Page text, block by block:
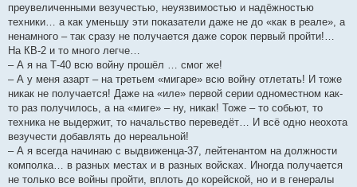
преувеличенными везучестью, неуязвимостью и надёжностью
техники… а как уменьшу эти показатели даже не до «как в реале», а
ненамного – так сразу не получается даже сорок первый пройти!…
На КВ-2 и то много легче…
– А я на Т-40 всю войну прошёл … смог же!
– А у меня азарт – на третьем «мигаре» всю войну отлетать! И тоже
никак не получается! Даже на «иле» первой серии одноместном как-
то раз получилось, а на «миге» – ну, никак! Тоже – то собьют, то
техника не выдержит, то начальство переведёт… И всё одно неохота
везучести добавлять до нереальной!
– А я всегда начинаю с выдвиженца-37, лейтенантом на должности
комполка… в разных местах и в разных войсках. Иногда получается
не только все войны пройти, вплоть до корейской, но и в генералы